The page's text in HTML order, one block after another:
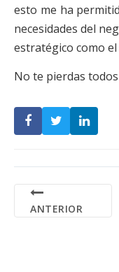
esto me ha
necesidades del
estratégico como el
No te pierdas
ANTERIOR